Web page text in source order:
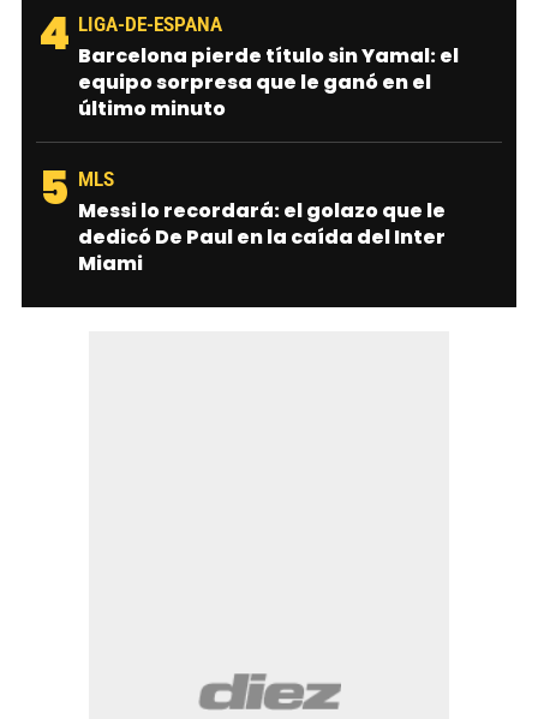
4 LIGA-DE-ESPANA
Barcelona pierde título sin Yamal: el
equipo sorpresa que le ganó en el
último minuto
5 MLS
Messi lo recordará: el golazo que le
dedicó De Paul en la caída del Inter
Miami